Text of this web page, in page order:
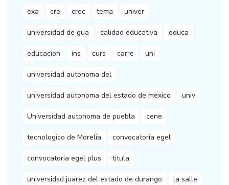
exa cre crec tema univer
universidad de gua calidad educativa educa
educacion ins curs carre uni
universidad autonoma del
universidad autonoma del estado de mexico univ
Universidad autonoma de puebla cene
tecnologico de Morelia convocatoria egel
convocatoria egel plus titula
universidsd juarez del estado de durango la salle